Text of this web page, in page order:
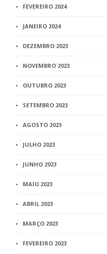
FEVEREIRO 2024
JANEIRO 2024
DEZEMBRO 2023
NOVEMBRO 2023
OUTUBRO 2023
SETEMBRO 2023
AGOSTO 2023
JULHO 2023
JUNHO 2023
MAIO 2023
ABRIL 2023
MARÇO 2023
FEVEREIRO 2023